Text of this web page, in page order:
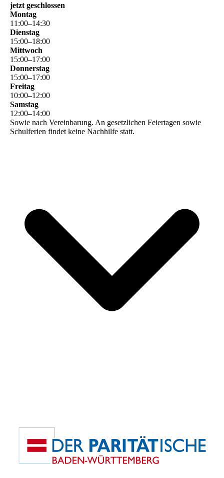
jetzt geschlossen
Montag
11 :00–14:30
Dienstag
15:00–18:00
Mittwoch
15:00–17:00
Donnerstag
15:00–17:00
Freitag
10:00–12:00
Samstag
12:00–14:00
Sowie nach Vereinbarung. An gesetzlichen Feiertagen sowie
Schulferien findet keine Nachhilfe statt.